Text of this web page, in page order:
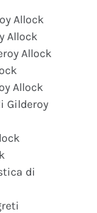
Allock
Allock
Allock
Allock
Gilderoy
di